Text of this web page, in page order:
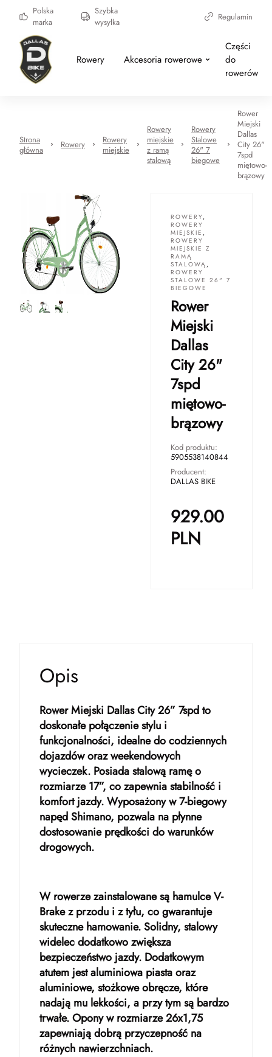
Polska
marka
Szybka
wysyłka
Regulamin
Rowery Akcesoria rowerowe
Części
do
rowerów
Strona
główna
Rowery
Rowery
miejskie
Rowery
miejskie
z ramą
stalową
Rowery
Stalowe
26" 7
biegowe
Rower
Miejski
Dallas
City 26"
7spd
miętowo-
brązowy
ROWERY,
ROWERY
MIEJSKIE ,
ROWERY
MIEJSKIE Z
RAMĄ
STALOWĄ ,
ROWERY
STALOWE 26" 7
BIEGOWE
Rower
Miejski
Dallas
City 26"
7spd
miętowo-
brązowy
Kod produktu:
5905538140844
Producent:
DALLAS BIKE
929.00
PLN
Opis
Rower Miejski Dallas City 26” 7spd to
doskonałe połączenie stylu i
funkcjonalności, idealne do codziennych
dojazdów oraz weekendowych
wycieczek. Posiada stalową ramę o
rozmiarze 17”, co zapewnia stabilność i
komfort jazdy. Wyposażony w 7-biegowy
napęd Shimano, pozwala na płynne
dostosowanie prędkości do warunków
drogowych.
W rowerze zainstalowane są hamulce V-
Brake z przodu i z tyłu, co gwarantuje
skuteczne hamowanie. Solidny, stalowy
widelec dodatkowo zwiększa
bezpieczeństwo jazdy. Dodatkowym
atutem jest aluminiowa piasta oraz
aluminiowe, stożkowe obręcze, które
nadają mu lekkości, a przy tym są bardzo
trwałe. Opony w rozmiarze 26x1,75
zapewniają dobrą przyczepność na
różnych nawierzchniach.